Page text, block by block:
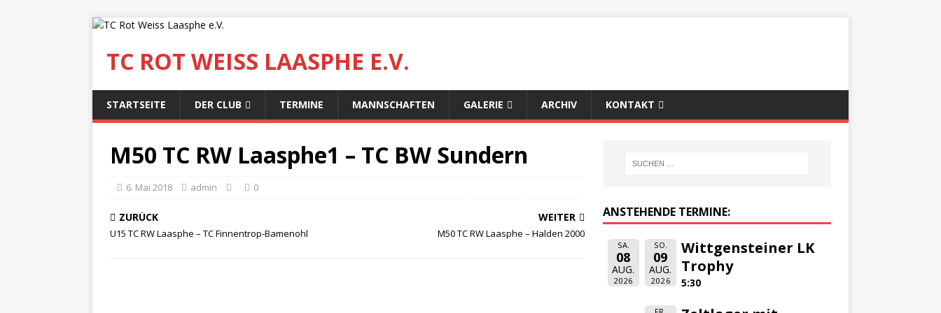
TC ROT WEISS LAASPHE E.V.
STARTSEITE DER CLUB TERMINE MANNSCHAFTEN GALERIE ARCHIV KONTAKT
M50 TC RW Laasphe1 – TC BW Sundern
6. Mai 2018 admin 0
ZURÜCK
U15 TC RW Laasphe – TC Finnentrop-Bamenohl
WEITER
M50 TC RW Laasphe – Halden 2000
ANSTEHENDE TERMINE:
SA.
08
AUG.
2026
SO.
09
AUG.
2026
Wittgensteiner LK
Trophy
5:30